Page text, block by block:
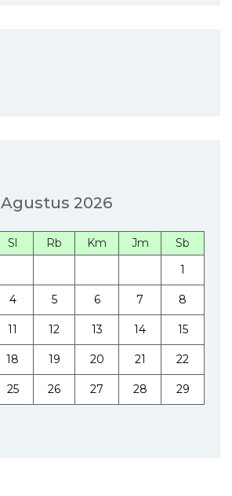
Agustus 2026
Sl Rb Km Jm
Sb
1
4 5 6 7 8
11 12 13 14 15
18 19 20 21 22
25 26 27 28 29